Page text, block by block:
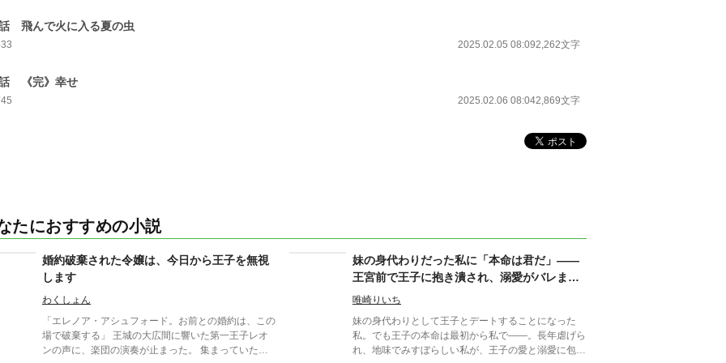
飛んで火に入る夏の虫
2025.02.05 08:092,262文字
《完》幸せ
2025.02.06 08:042,869文字
たにおすすめの小説
婚約破棄された令嬢は、今日から王子を無視
します
わくしょん
「エレノア・アシュフォード。お前との婚約は、この
場で破棄する」 王城の大広間に響いた第一王子レオ
ンの声に、楽団の演奏が止まった。 集まっていた貴
妹の身代わりだった私に「本命は君だ」――
王宮前で王子に抱き潰され、溺愛がバレまし
た。～私が虐げられるきっかけになった少年
唯崎りいち
妹の身代わりとして王子とデートすることになった
私。でも王子の本命は最初から私で――。長年虐げら
れ、地味でみすぼらしい私が、王子の愛と溺愛に包ま